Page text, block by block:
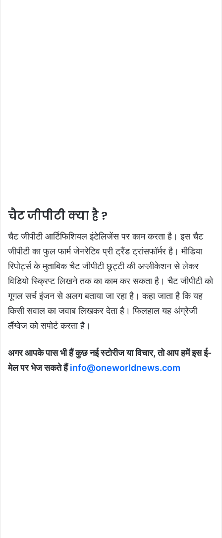
चैट जीपीटी क्या है ?
चैट जीपीटी आर्टिफिशियल इंटेलिजेंस पर काम करता है। इस चैट
जीपीटी का फुल फार्म जेनरेटिव प्री ट्रैंड ट्रांसफॉर्मर है। मीडिया
रिपोर्ट्स के मुताबिक चैट जीपीटी छूट्टी की अप्लीकेशन से लेकर
विडियो स्क्रिप्ट लिखने तक का काम कर सकता है। चैट जीपीटी को
गूगल सर्च इंजन से अलग बताया जा रहा है। कहा जाता है कि यह
किसी सवाल का जवाब लिखकर देता है। फिलहाल यह अंग्रेजी
लैंग्वेज को सपोर्ट करता है।
अगर आपके पास भी हैं कुछ नई स्टोरीज या विचार, तो आप हमें इस ई-
मेल पर भेज सकते हैंinfo@oneworldnews.com